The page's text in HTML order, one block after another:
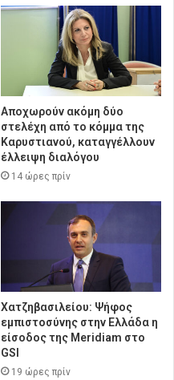
Αποχωρούν ακόμη δύο
στελέχη από το κόμμα της
Καρυστιανού, καταγγέλλουν
έλλειψη διαλόγου
14 ώρες πρίν
Χατζηβασιλείου: Ψήφος
εμπιστοσύνης στην Ελλάδα η
είσοδος της Meridiam στο
GSI
19 ώρες πρίν